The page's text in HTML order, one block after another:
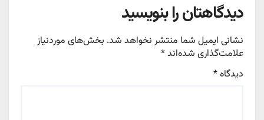
دیدگاهتان را بنویسید
نشانی ایمیل شما منتشر نخواهد شد. بخش‌های موردنیاز
علامت‌گذاری شده‌اند*
دیدگاه*